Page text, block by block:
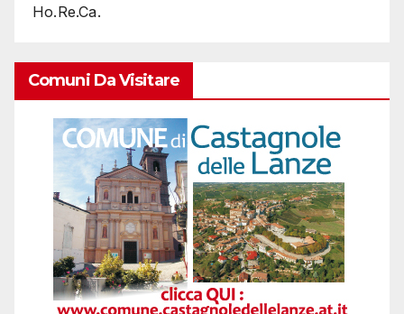
Ho.Re.Ca.
Comuni Da Visitare